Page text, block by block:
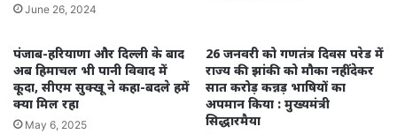
June 26, 2024
पंजाब-हरियाणा और दिल्ली के बाद
अब हिमाचल भी पानी विवाद में
कूदा, सीएम सुक्खू ने कहा-बदले हमें
क्या मिल रहा
May 6, 2025
26 जनवरी को गणतंत्र दिवस परेड में
राज्य की झांकी को मौका नहीं देकर
सात करोड़ कन्नड़ भाषियों का
अपमान किया : मुख्यमंत्री
सिद्धारमैया